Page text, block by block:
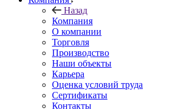
Назад
Компания
О компании
Торговля
Производство
Наши объекты
Карьера
Оценка условий труда
Сертификаты
Контакты